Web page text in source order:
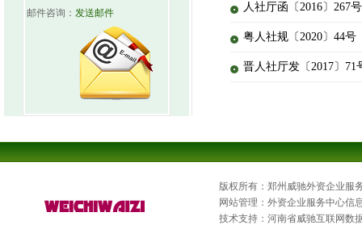
邮件咨询： 发送邮件 人社厅函〔2016〕267
粤人社规〔2020〕44
晋人社厅发〔2017〕
版权所有：郑州威驰外资企业服
网站管理：外资企业服务中心信
技术支持：河南省威驰互联网数